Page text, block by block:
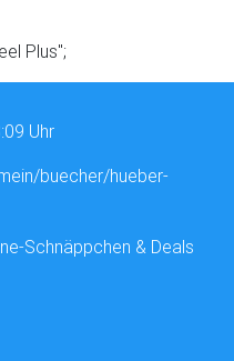
Plus";
Uhr
buecher/hueber-
Schnäppchen & Deals